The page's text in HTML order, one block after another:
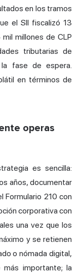
en los tramos
el SII fiscalizó 13
millones de CLP
tributarias de
la fase de espera.
en términos de
operas
es sencilla:
años, documentar
Formulario 210 con
corporativa con
una vez que los
y se retienen
o nómada digital,
importante; la